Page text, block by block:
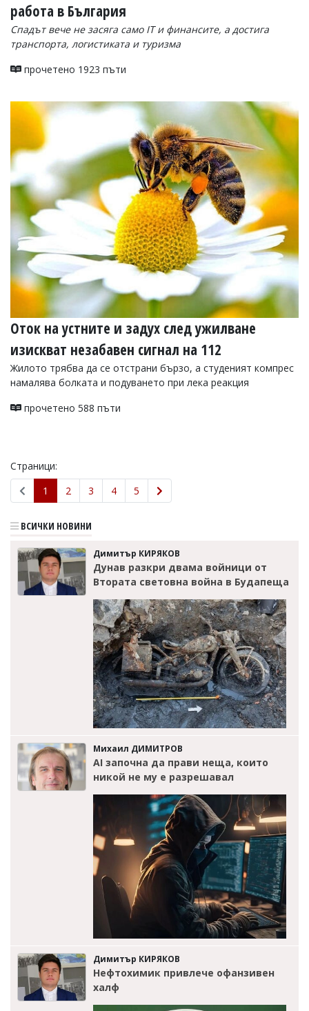
работа в България
Спадът вече не засяга само IT и финансите, а достига
транспорта, логистиката и туризма
прочетено 1923 пъти
Оток на устните и задух след ужилване
изискват незабавен сигнал на 112
Жилото трябва да се отстрани бързо, а студеният компрес
намалява болката и подуването при лека реакция
прочетено 588 пъти
Страници:
1
2 3 4 5
ВСИЧКИ НОВИНИ
Димитър КИРЯКОВ
Дунав разкри двама войници от
Втората световна война в Будапеща
Михаил ДИМИТРОВ
AI започна да прави неща, които
никой не му е разрешавал
Димитър КИРЯКОВ
Нефтохимик привлече офанзивен
халф